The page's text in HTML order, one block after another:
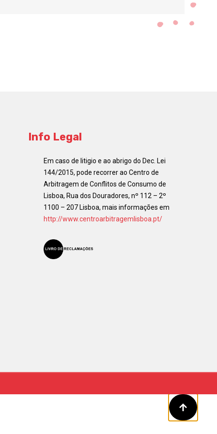
Info Legal
Em caso de litigio e ao abrigo do Dec. Lei
144/2015, pode recorrer ao Centro de
Arbitragem de Conflitos de Consumo de
Lisboa, Rua dos Douradores, nº 112 – 2º
1100 – 207 Lisboa, mais informações em
http://www.centroarbitragemlisboa.pt/